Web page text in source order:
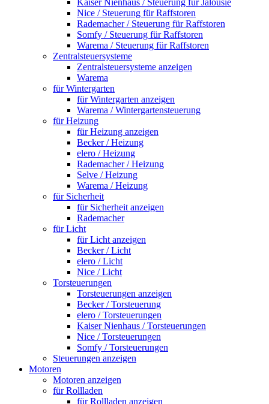
Kaiser Nienhaus / Steuerung für Jalousie
Nice / Steuerung für Raffstoren
Rademacher / Steuerung für Raffstoren
Somfy / Steuerung für Raffstoren
Warema / Steuerung für Raffstoren
Zentralsteuersysteme
Zentralsteuersysteme anzeigen
Warema
für Wintergarten
für Wintergarten anzeigen
Warema / Wintergartensteuerung
für Heizung
für Heizung anzeigen
Becker / Heizung
elero / Heizung
Rademacher / Heizung
Selve / Heizung
Warema / Heizung
für Sicherheit
für Sicherheit anzeigen
Rademacher
für Licht
für Licht anzeigen
Becker / Licht
elero / Licht
Nice / Licht
Torsteuerungen
Torsteuerungen anzeigen
Becker / Torsteuerung
elero / Torsteuerungen
Kaiser Nienhaus / Torsteuerungen
Nice / Torsteuerungen
Somfy / Torsteuerungen
Steuerungen anzeigen
Motoren
Motoren anzeigen
für Rollladen
für Rollladen anzeigen